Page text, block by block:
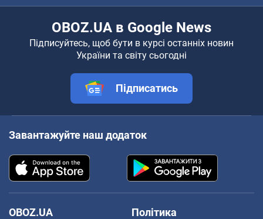
OBOZ.UA в Google News
Підписуйтесь, щоб бути в курсі останніх новин
України та світу сьогодні
Підписатись
Завантажуйте наш додаток
OBOZ.UA
Політика